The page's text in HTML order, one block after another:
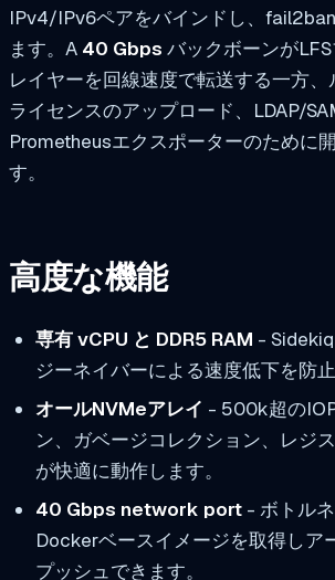
IPv4/IPv6ペアをバインドし、
ます。A 40 Gbps バックボーンが
レイヤーを回線速度で転送する一方
ライセンスのアップロード、LDAP/
Prometheusエクスポーターのために
す。
高度な機能
専有 vCPU と DDR5 RAM -
ジーネイバーによる速度低下を防止
オールNVMeアレイ - 500k超の
ン、ガベージコレクション、レジ
が快適に動作します。
40 Gbps network port- ボトル
Dockerベースイメージを取得しア
プッシュできます。